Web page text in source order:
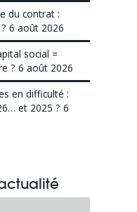
du contrat :
6 août 2026
social =
? 6 août 2026
en difficulté :
et 2025 ? 6